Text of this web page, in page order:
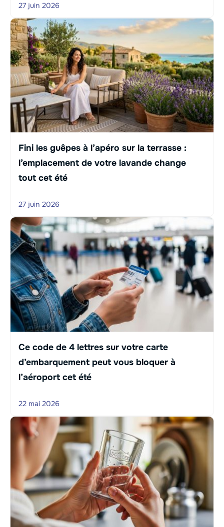
27 juin 2026
Fini les guêpes à l’apéro sur la terrasse :
l’emplacement de votre lavande change
tout cet été
27 juin 2026
Ce code de 4 lettres sur votre carte
d’embarquement peut vous bloquer à
l’aéroport cet été
22 mai 2026